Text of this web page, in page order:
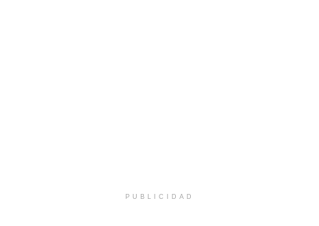
PUBLICIDAD